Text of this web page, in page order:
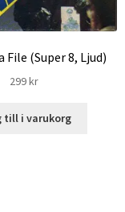
File (Super 8, Ljud)
299kr
till i varukorg